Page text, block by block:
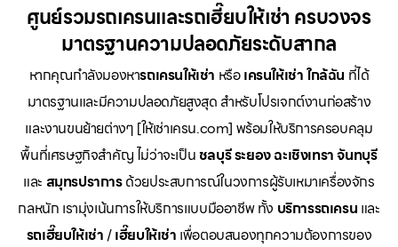
ศูนย์รวมรถเครนและรถเฮี๊ยบให้เช่า ครบวงจร
มาตรฐานความปลอดภัยระดับสากล
หากคุณกำลังมองหารถเครนให้เช่า หรือเครนให้เช่าใกล้ฉัน ที่ได้
มาตรฐานและมีความปลอดภัยสูงสุด สำหรับโปรเจกต์งานก่อสร้าง
และงานขนย้ายต่างๆ [ให้เช่าเครน.com] พร้อมให้บริการครอบคลุม
พื้นที่เศรษฐกิจสำคัญ ไม่ว่าจะเป็นชลบุรี ระยอง ฉะเชิงเทรา จันทบุรี
และ สมุทรปราการด้วยประสบการณ์ในวงการผู้รับเหมาเครื่องจักร
กลหนัก เรามุ่งเน้นการให้บริการแบบมืออาชีพ ทั้ง บริการรถเครน และ
รถเฮี๊ยบให้เช่า/เฮี๊ยบให้เช่า เพื่อตอบสนองทุกความต้องการของ